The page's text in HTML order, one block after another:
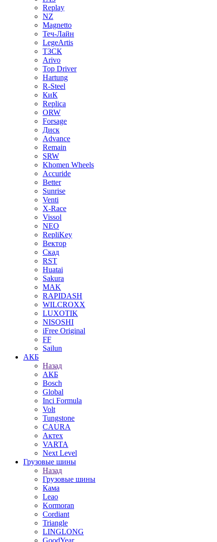
Replay
NZ
Magnetto
Теч-Лайн
LegeArtis
ТЗСК
Arivo
Top Driver
Hartung
R-Steel
КиК
Replica
ORW
Forsage
Диск
Advance
Remain
SRW
Khomen Wheels
Accuride
Better
Sunrise
Venti
X-Race
Vissol
NEO
RepliKey
Вектор
Скад
RST
Huatai
Sakura
MAK
RAPIDASH
WILCROXX
LUXOTIK
NISOSHI
iFree Original
FF
Sailun
АКБ
Назад
АКБ
Bosch
Global
Inci Formula
Volt
Tungstone
CAURA
Актех
VARTA
Next Level
Грузовые шины
Назад
Грузовые шины
Кама
Leao
Kormoran
Cordiant
Triangle
LINGLONG
GoodYear